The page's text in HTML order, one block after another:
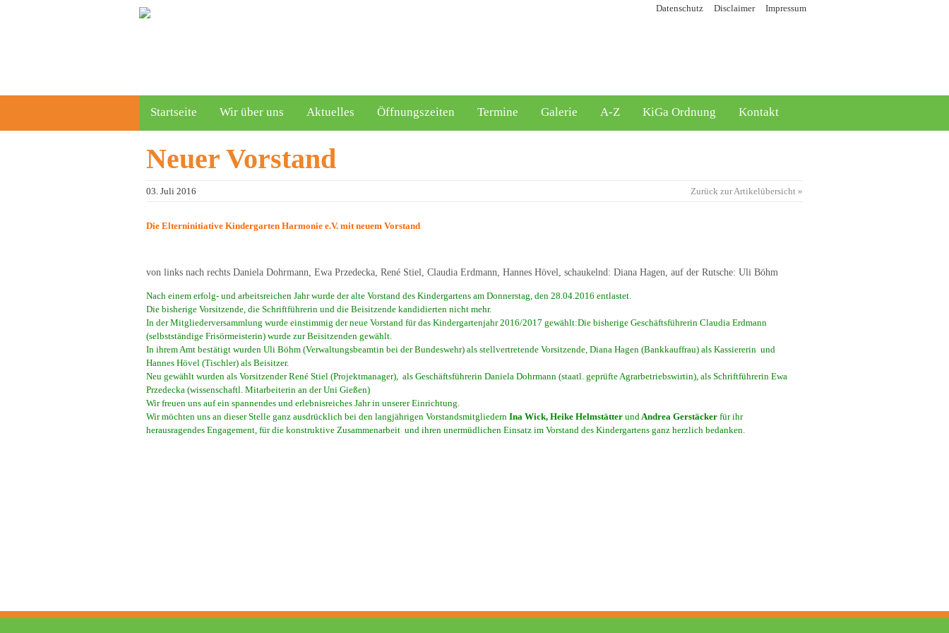
Datenschutz Disclaimer Impressum
Startseite Wir über uns Aktuelles Öffnungszeiten Termine Galerie A-Z KiGa Ordnung Kontakt
Neuer Vorstand
03. Juli 2016 Zurück zur Artikelübersicht »
Die Elterninitiative Kindergarten Harmonie e.V. mit neuem Vorstand
von links nach rechts Daniela Dohrmann, Ewa Przedecka, René Stiel, Claudia Erdmann, Hannes Hövel, schaukelnd: Diana Hagen, auf der Rutsche: Uli Böhm
Nach einem erfolg- und arbeitsreichen Jahr wurde der alte Vorstand des Kindergartens am Donnerstag, den 28.04.2016 entlastet.
Die bisherige Vorsitzende, die Schriftführerin und die Beisitzende kandidierten nicht mehr.
In der Mitgliederversammlung wurde einstimmig der neue Vorstand für das Kindergartenjahr 2016/2017 gewählt:Die bisherige Geschäftsführerin Claudia Erdmann
(selbstständige Frisörmeisterin) wurde zur Beisitzenden gewählt.
In ihrem Amt bestätigt wurden Uli Böhm (Verwaltungsbeamtin bei der Bundeswehr) als stellvertretende Vorsitzende, Diana Hagen (Bankkauffrau) als Kassiererin und
Hannes Hövel (Tischler) als Beisitzer.
Neu gewählt wurden als Vorsitzender René Stiel (Projektmanager), als Geschäftsführerin Daniela Dohrmann (staatl. geprüfte Agrarbetriebswirtin), als Schriftführerin Ewa
Przedecka (wissenschaftl. Mitarbeiterin an der Uni Gießen)
Wir freuen uns auf ein spannendes und erlebnisreiches Jahr in unserer Einrichtung.
Wir möchten uns an dieser Stelle ganz ausdrücklich bei den langjährigen Vorstandsmitgliedern Ina Wick, Heike Helmstätter undAndrea Gerstäcker für ihr
herausragendes Engagement, für die konstruktive Zusammenarbeit und ihren unermüdlichen Einsatz im Vorstand des Kindergartens ganz herzlich bedanken.